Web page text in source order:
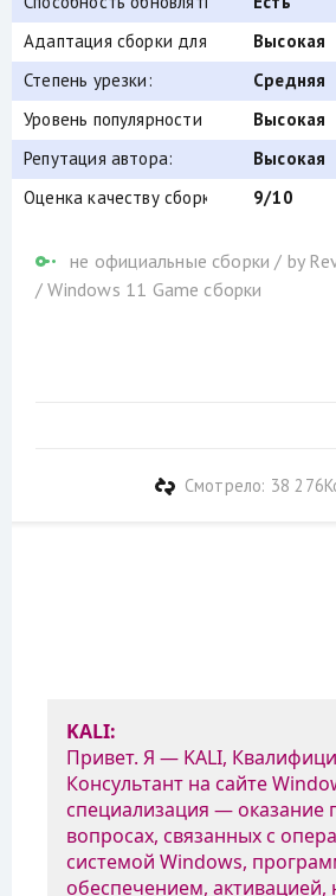
Адаптация сборки для игр:
Высокая
Степень урезки:
Средняя
Уровень популярности по скачиваниям:
Высокая
Репутация автора:
Высокая
Оценка качеству сборки (от 9/10
не официальные сборки / by
/Windows 11 Game сборки
Смотрело: 38 276